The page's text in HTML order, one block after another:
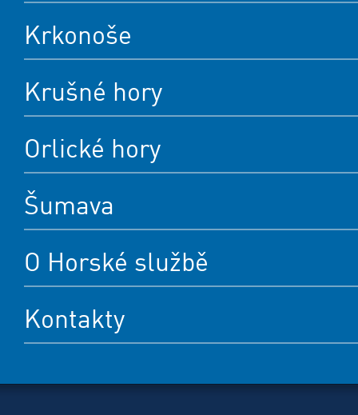
Krkonoše
Krušné hory
Orlické hory
Šumava
O Horské službě
Kontakty